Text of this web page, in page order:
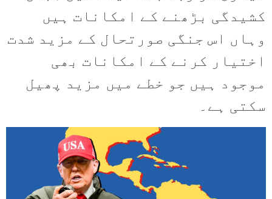
کشیدگی بڑھنے کے امکانات ہیں
وہاں اس جنگی صورتحال کے مزید شدت
اختیار کرنے کے امکانات بھی
موجود ہیں جو خطے میں مزید پھیل
سکتی ہے۔